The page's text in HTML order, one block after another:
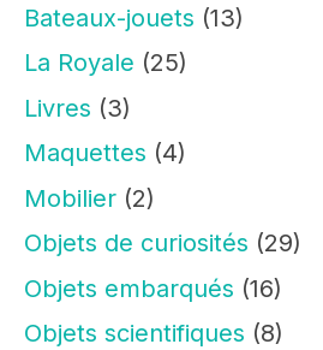
Bateaux-jouets (13)
La Royale (25)
Livres (3)
Maquettes (4)
Mobilier (2)
Objets de curiosités (29)
Objets embarqués (16)
Objets scientifiques (8)